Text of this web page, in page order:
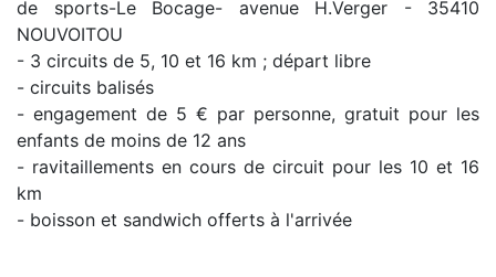
de sports-Le Bocage- avenue H.Verger - 35410
NOUVOITOU
- 3 circuits de 5, 10 et 16 km ; départ libre
- circuits balisés
- engagement de 5 € par personne, gratuit pour les
enfants de moins de 12 ans
- ravitaillements en cours de circuit pour les 10 et 16
km
- boisson et sandwich offerts à l'arrivée